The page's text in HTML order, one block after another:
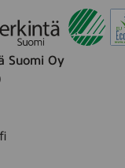
Suomi Oy